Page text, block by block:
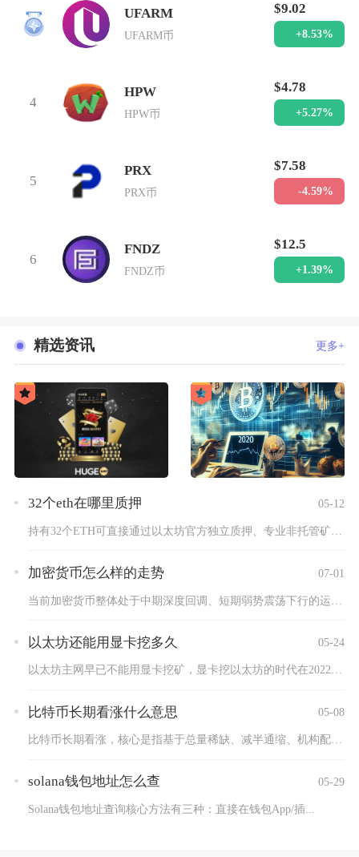
3
UFARM
UFARM币
$9.02
+8.53%
4
HPW
HPW币
$4.78
+5.27%
5
PRX
PRX币
$7.58
-4.59%
6
FNDZ
FNDZ币
$12.5
+1.39%
精选资讯 更多+
32个eth在哪里质押 05-12
加密货币怎么样的走势 07-01
以太坊还能用显卡挖多久 05-24
以太坊主网早已不能用显卡挖矿，显卡挖以太坊的时代在2022年...
比特币长期看涨什么意思 05-08
比特币长期看涨，核心是指基于总量稀缺、减半通缩、机构配置、宏...
solana钱包地址怎么查 05-29
Solana钱包地址查询核心方法有三种：直接在钱包App/插...